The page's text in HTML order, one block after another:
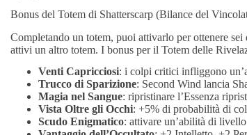
Bonus del Totem di Shatterscarp (Bilance del
Completando un totem, puoi attivarlo per ottenere
attivi un altro totem. I bonus per il Totem delle
Venti Capricciosi: i colpi critici infliggono
Trucco di Sparizione: Second Wind lancia
Magia nel Sangue: ripristinare l’Essenza
Vista Oltre gli Occhi: +5% di probabilità di
Scudo Enigmatico: attivare un’abilità di